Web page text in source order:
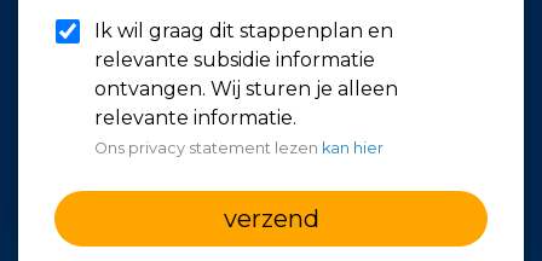
Ik wil graag dit stappenplan en
relevante subsidie informatie
ontvangen. Wij sturen je alleen
relevante informatie.
Ons privacy statement lezen kan hier
verzend